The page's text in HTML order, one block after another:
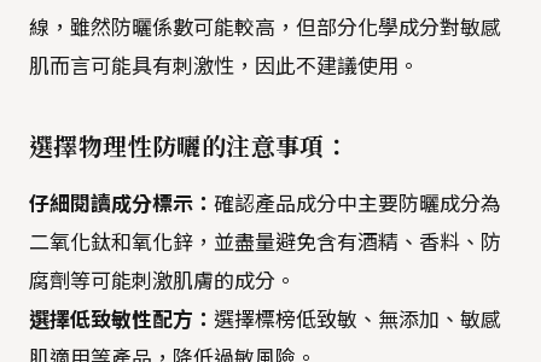
線，雖然防曬係數可能較高，但部分化學成分對敏感
肌而言可能具有刺激性，因此不建議使用。
選擇物理性防曬的注意事項：
仔細閱讀成分標示： 確認產品成分中主要防曬成分為
二氧化鈦和氧化鋅，並盡量避免含有酒精、香料、防
腐劑等可能刺激肌膚的成分。
選擇低致敏性配方： 選擇標榜低致敏、無添加、敏感